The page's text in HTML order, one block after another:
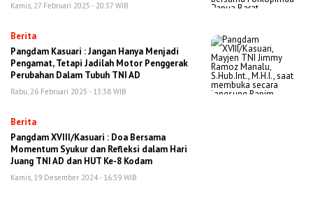
Kamis, 27 Februari 2025 - 20:37 WIB
Berita
Pangdam Kasuari : Jangan Hanya Menjadi
Pengamat, Tetapi Jadilah Motor Penggerak
Perubahan Dalam Tubuh TNI AD
Rabu, 26 Februari 2025 - 13:38 WIB
Berita
Pangdam XVIII/Kasuari : Doa Bersama
Momentum Syukur dan Refleksi dalam Hari
Juang TNI AD dan HUT Ke-8 Kodam
Kamis, 19 Desember 2024 - 16:39 WIB